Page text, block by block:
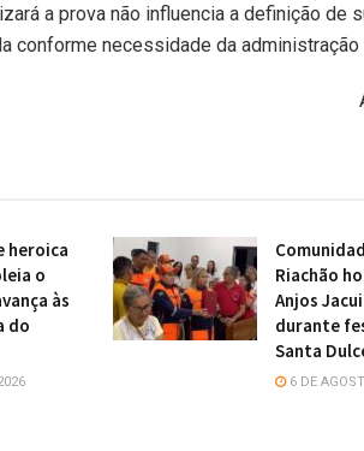
a prova não influencia a definição de
conforme necessidade da administração
heroica
o
às
do
Riachão
Anjos
durante
Santa
6 DE